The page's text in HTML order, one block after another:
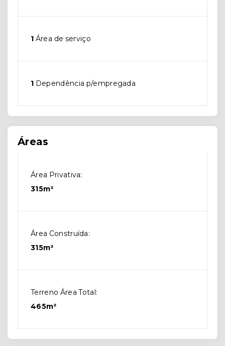
1 Área de serviço
1 Dependência p/empregada
Áreas
Área Privativa:
315m²
Área Construída:
315m²
Terreno Área Total:
465m²